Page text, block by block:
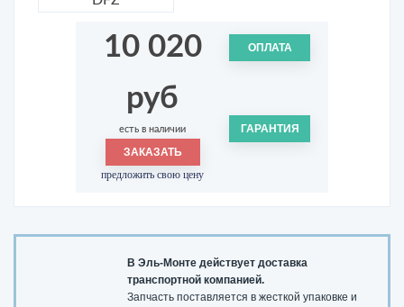
10 020
руб
есть в наличии
ЗАКАЗАТЬ
предложить свою цену
ОПЛАТА
ГАРАНТИЯ
В Эль-Монте действует доставка
транспортной компанией.
Запчасть поставляется в жесткой упаковке и